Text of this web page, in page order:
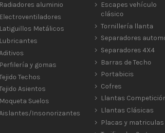
Radiadores aluminio
Electroventiladores
Latiguillos Metálicos
Lubricantes
Perfilería y gomas
Techos
Asientos
Moqueta Suelos
Insonorizantes
Escapes vehículo
clásico
Tornillería llanta
Separadores
Separadores 4X4
Barras de Techo
Portabicis
Cofres
Llantas
Llantas Clásicas
Placas y matriculas